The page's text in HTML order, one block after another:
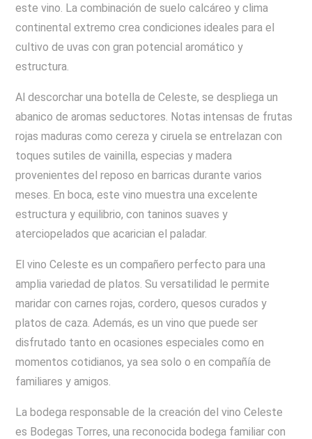
este vino. La combinación de suelo calcáreo y clima
continental extremo crea condiciones ideales para el
cultivo de uvas con gran potencial aromático y
estructura.
Al descorchar una botella de Celeste, se despliega un
abanico de aromas seductores. Notas intensas de frutas
rojas maduras como cereza y ciruela se entrelazan con
toques sutiles de vainilla, especias y madera
provenientes del reposo en barricas durante varios
meses. En boca, este vino muestra una excelente
estructura y equilibrio, con taninos suaves y
aterciopelados que acarician el paladar.
El vino Celeste es un compañero perfecto para una
amplia variedad de platos. Su versatilidad le permite
maridar con carnes rojas, cordero, quesos curados y
platos de caza. Además, es un vino que puede ser
disfrutado tanto en ocasiones especiales como en
momentos cotidianos, ya sea solo o en compañía de
familiares y amigos.
La bodega responsable de la creación del vino Celeste
es Bodegas Torres, una reconocida bodega familiar con